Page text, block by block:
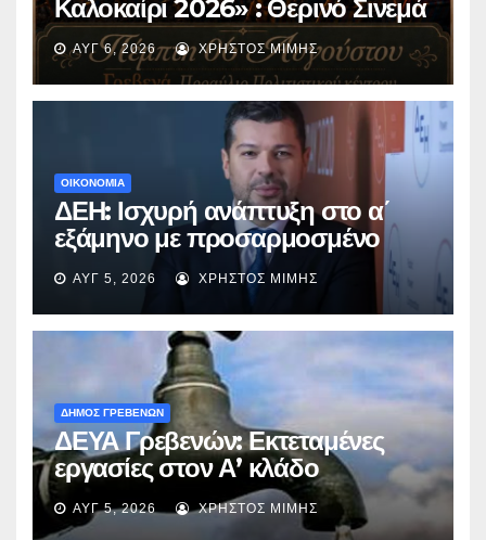
Καλοκαίρι 2026» : Θερινό Σινεμά
με την βραβευμένη ταινία
«Μικρές Ανάσες».
ΑΥΓ 6, 2026 ΧΡΉΣΤΟΣ ΜΊΜΗΣ
ΟΙΚΟΝΟΜΙΑ
ΔΕΗ: Ισχυρή ανάπτυξη στο α΄
εξάμηνο με προσαρμοσμένο
EBITDA στα €1,2 δισ.
ΑΥΓ 5, 2026 ΧΡΉΣΤΟΣ ΜΊΜΗΣ
ΔΗΜΟΣ ΓΡΕΒΕΝΩΝ
ΔΕΥΑ Γρεβενών: Εκτεταμένες
εργασίες στον Α’ κλάδο
ύδρευσης – Ποιες περιοχές
επηρεάζονται την Πέμπτη
ΑΥΓ 5, 2026 ΧΡΉΣΤΟΣ ΜΊΜΗΣ